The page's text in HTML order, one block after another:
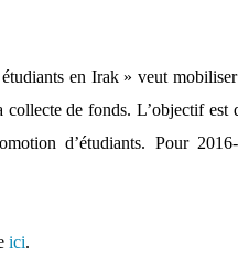
en Irak » veut
collecte de fonds. L’objectif
d’étudiants. Pour
ici.